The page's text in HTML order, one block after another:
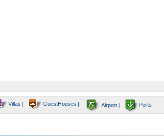
Villas | GuestHouses | Airport | Ports